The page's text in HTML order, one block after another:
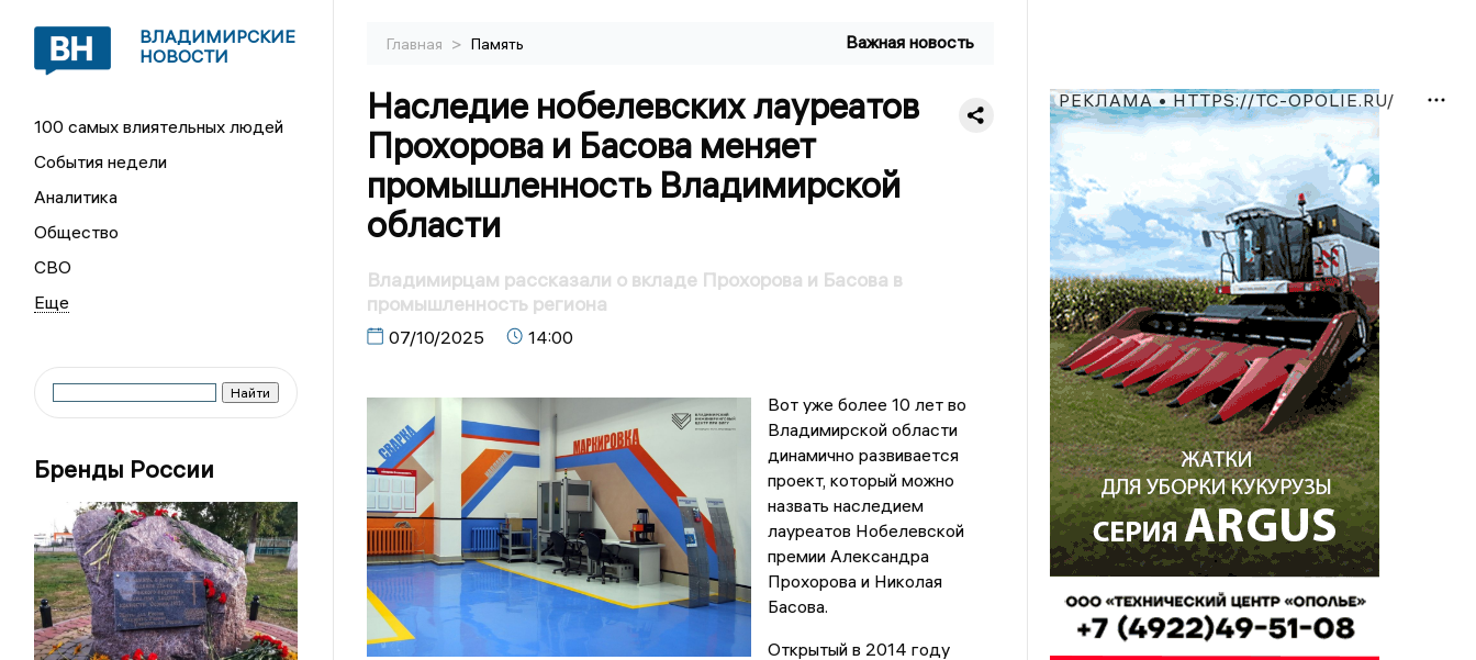
ВЛАДИМИРСКИЕ
НОВОСТИ
100 самых влиятельных людей
События недели
Аналитика
Общество
СВО
Бренды России
Главная > Память Важная новость
Наследие нобелевских лауреатов
Прохорова и Басова меняет
промышленность Владимирской
области
Владимирцам рассказали о вкладе Прохорова и Басова в
промышленность региона
07/10/2025 14:00
Вот уже более 10 лет во
Владимирской области
динамично развивается
проект, который можно
назвать наследием
лауреатов Нобелевской
премии Александра
Прохорова и Николая
Басова.
Открытый в 2014 году
РЕКЛАМА • HTTPS://TC-OPOLIE.RU/